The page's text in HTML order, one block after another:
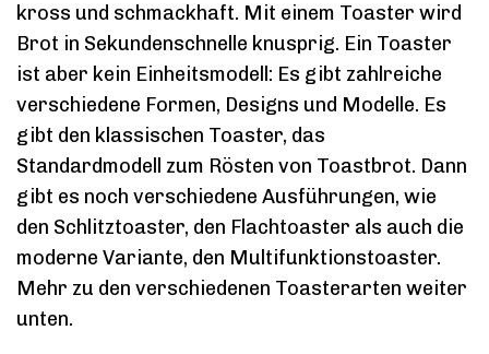
kross und schmackhaft. Mit einem Toaster wird
Brot in Sekundenschnelle knusprig. Ein Toaster
ist aber kein Einheitsmodell: Es gibt zahlreiche
verschiedene Formen, Designs und Modelle. Es
gibt den klassischen Toaster, das
Standardmodell zum Rösten von Toastbrot. Dann
gibt es noch verschiedene Ausführungen, wie
den Schlitztoaster, den Flachtoaster als auch die
moderne Variante, den Multifunktionstoaster.
Mehr zu den verschiedenen Toasterarten weiter
unten.